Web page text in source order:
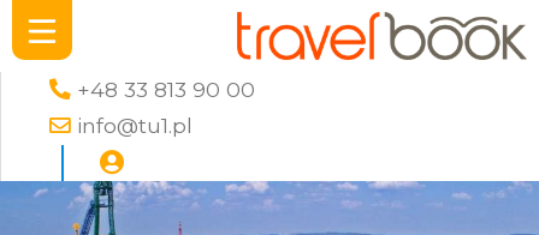
+48 33 813 90 00
info@tu1.pl